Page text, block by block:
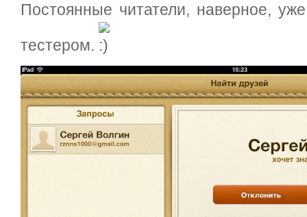
Постоянные читатели, наверное,
тестером.